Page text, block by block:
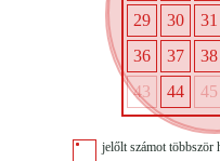
29
30 31
36
37 38
43
44 45
jelőlt számot többször